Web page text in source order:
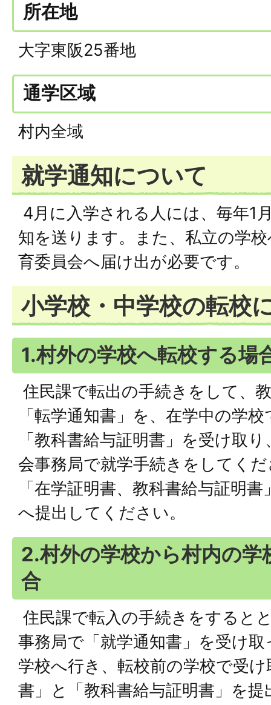
所在地
大字東阪25番地
通学区域
村内全域
就学通知について
4月に入学される人には、毎年1
知を送ります。また、私立の学
育委員会へ届け出が必要です。
小学校・中学校の転校
1.村外の学校へ転校する場
住民課で転出の手続きをして、
「転学通知書」を、在学中の学
「教科書給与証明書」を受け取
会事務局で就学手続きをしてく
「在学証明書、教科書給与証明
へ提出してください。
2.村外の学校から村内の学
合
住民課で転入の手続きをすると
事務局で「就学通知書」を受け
学校へ行き、転校前の学校で受
書」と「教科書給与証明書」を